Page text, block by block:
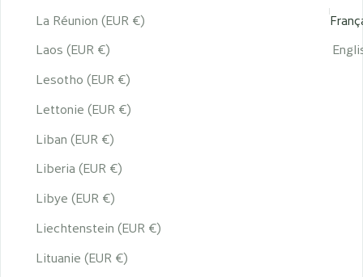
La Réunion (EUR €)
Laos (EUR €)
Lesotho (EUR €)
Lettonie (EUR €)
Liban (EUR €)
Liberia (EUR €)
Libye (EUR €)
Liechtenstein (EUR €)
Lituanie (EUR €)